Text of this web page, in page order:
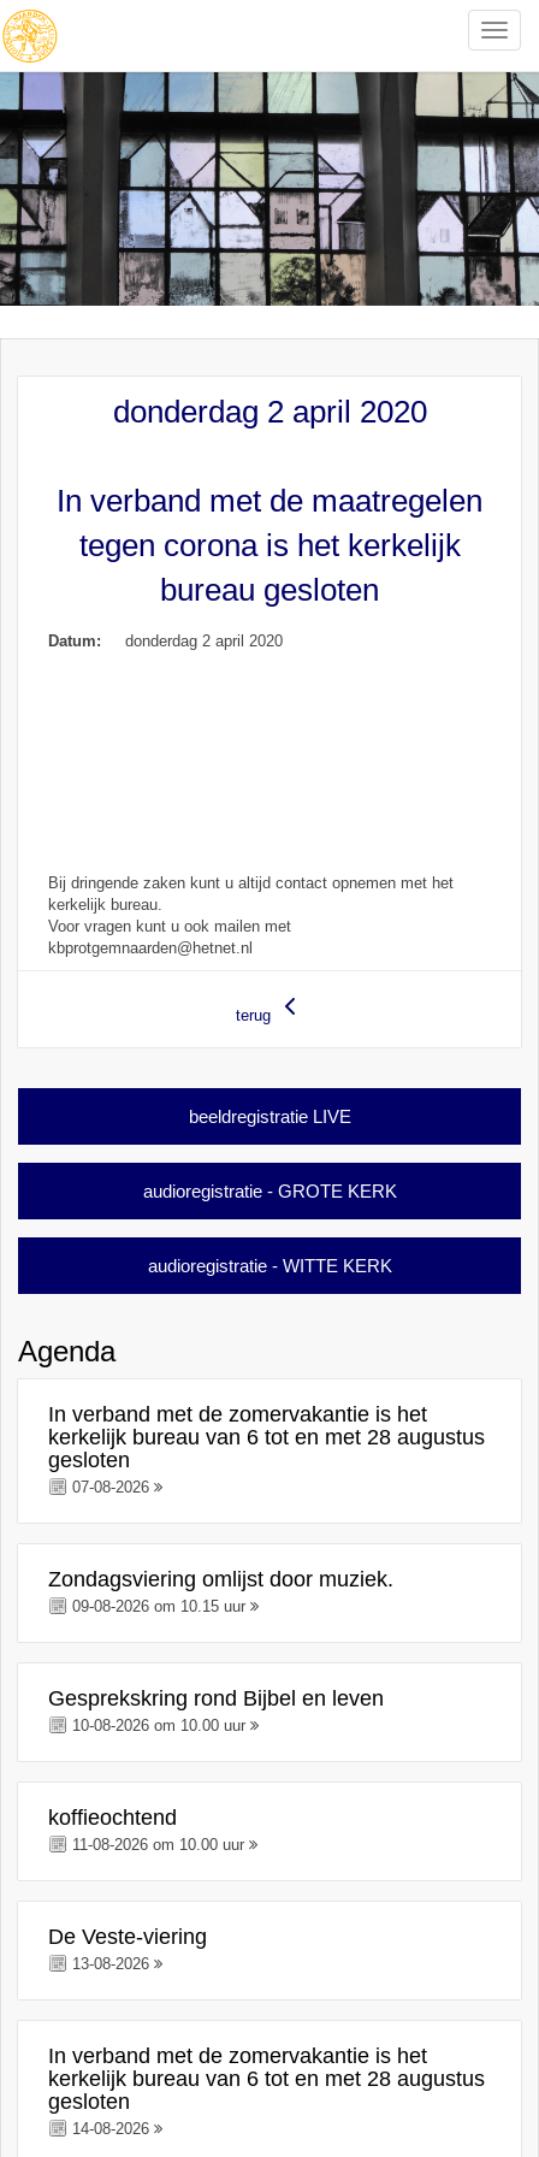
Toggle
donderdag 2 april 2020
In verband met de maatregelen
tegen corona is het kerkelijk
bureau gesloten
Datum: donderdag 2 april 2020
Bij dringende zaken kunt u altijd contact opnemen met het
kerkelijk bureau.
Voor vragen kunt u ook mailen met
kbprotgemnaarden@hetnet.nl
terug
beeldregistratie LIVE
audioregistratie - GROTE KERK
audioregistratie - WITTE KERK
Agenda
In verband met de zomervakantie is het
kerkelijk bureau van 6 tot en met 28 augustus
gesloten
07-08-2026
Zondagsviering omlijst door muziek.
09-08-2026 om 10.15 uur
Gesprekskring rond Bijbel en leven
10-08-2026 om 10.00 uur
koffieochtend
11-08-2026 om 10.00 uur
De Veste-viering
13-08-2026
In verband met de zomervakantie is het
kerkelijk bureau van 6 tot en met 28 augustus
gesloten
14-08-2026